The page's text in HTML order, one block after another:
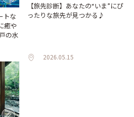
トな
癒や
の水
【旅先診断】あなたの“いま”にぴ
ったりな旅先が見つかる♪
2026.05.15